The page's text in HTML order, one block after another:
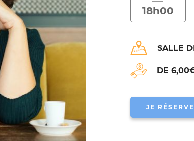
18h00
SALLE
DE
JE RÉSERVE